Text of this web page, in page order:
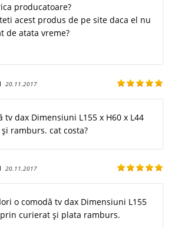
producatoare?
acest produs de pe site daca el nu
de atata vreme?
20.11.2017
tv dax Dimensiuni L155 x H60 x L44
ramburs. cat costa?
20.11.2017
o comodă tv dax Dimensiuni L155
prin curierat și plata ramburs.